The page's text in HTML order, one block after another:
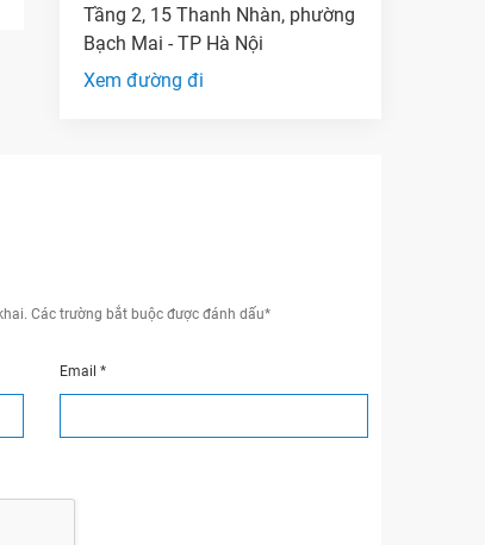
Tầng 2, 15 Thanh Nhàn, phường
Bạch Mai - TP Hà Nội
Xem đường đi
Các trường bắt buộc được đánh dấu*
Email *